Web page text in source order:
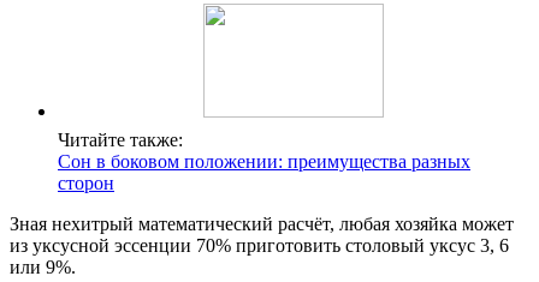
Читайте также:
Сон в боковом положении: преимущества разных
сторон
Зная нехитрый математический расчёт, любая хозяйка может
из уксусной эссенции 70% приготовить столовый уксус 3, 6
или 9%.